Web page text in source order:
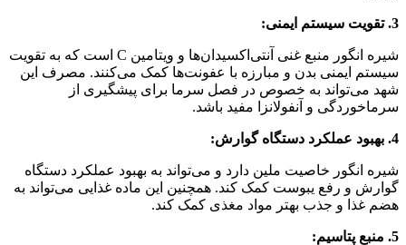
3. تقویت سیستم ایمنی:
شیره انگور منبع غنی آنتی‌اکسیدان‌ها و ویتامین C است که به تقویت
سیستم ایمنی بدن و مبارزه با عفونت‌ها کمک می‌کنند. مصرف این
شهد می‌تواند به خصوص در فصل سرما برای پیشگیری از
سرماخوردگی و آنفولانزا مفید باشد.
4. بهبود عملکرد دستگاه گوارش:
شیره انگور خاصیت ملین دارد و می‌تواند به بهبود عملکرد دستگاه
گوارش و رفع یبوست کمک کند. همچنین این ماده غذایی می‌تواند به
هضم غذا و جذب بهتر مواد مغذی کمک کند.
5. منبع پتاسیم: